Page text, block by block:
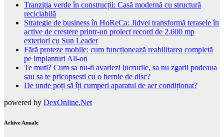
Tranziția verde în construcții: Casă modernă cu structură
reciclabilă
Strategie de business în HoReCa: Jidvei transformă terasele în
active de creștere printr-un proiect record de 2.600 mp
exteriori cu Sun Leader
Fără proteze mobile: cum funcționează reabilitarea completă
pe implanturi All-on
Te muti? Cum sa nu-ti avariezi lucrurile, sa nu zgarii podeaua
sau sa te pricopsesti cu o hernie de disc?
De unde poți să îți cumperi aparatul de aer condiționat?
powered by DexOnline.Net
Arhive Anuale